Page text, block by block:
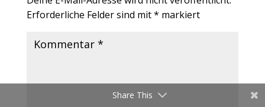
Erforderliche Felder sind mit* markiert
Share This